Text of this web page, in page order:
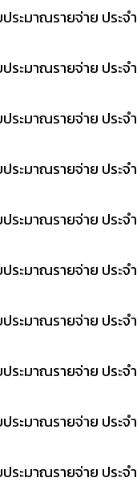
ประมาณรายจ่าย ปร
ประมาณรายจ่าย ปร
ประมาณรายจ่าย ปร
ประมาณรายจ่าย ปร
ประมาณรายจ่าย ปร
ประมาณรายจ่าย ปร
ประมาณรายจ่าย ปร
ประมาณรายจ่าย ประ
ประมาณรายจ่าย ประ
ประมาณรายจ่าย ประ